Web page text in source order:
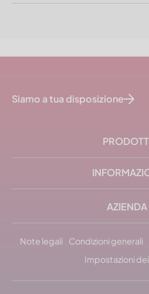
Siamo a tua disposizione
AZIENDA
Note legali Condizioni generali
Impostazioni